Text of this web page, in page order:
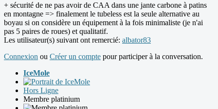
+ sécurité de ne pas avoir de CAA dans une jante carbone à patins
en montagne => finalement le tubeless est la seule alternative au
boyau si on considère un équipement à la fois minimaliste (je n'ai
pas 5 paires de roues) et qualitatif.
Les utilisateur(s) suivant ont remercié: albator83
Connexion ou Créer un compte pour participer à la conversation.
IceMole
Hors Ligne
Membre platinium